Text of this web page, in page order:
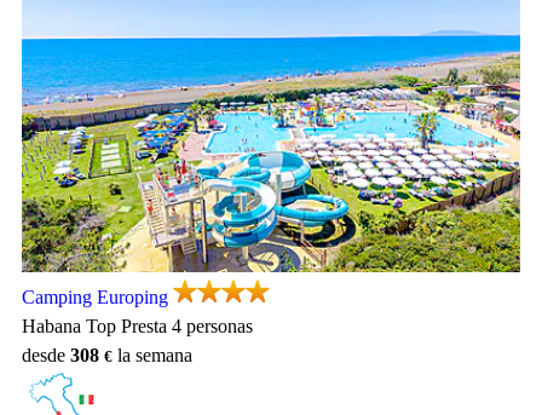
Camping Europing, Camping Lazio
Camping Europing
Habana Top Presta 4 personas
desde 308 la semana